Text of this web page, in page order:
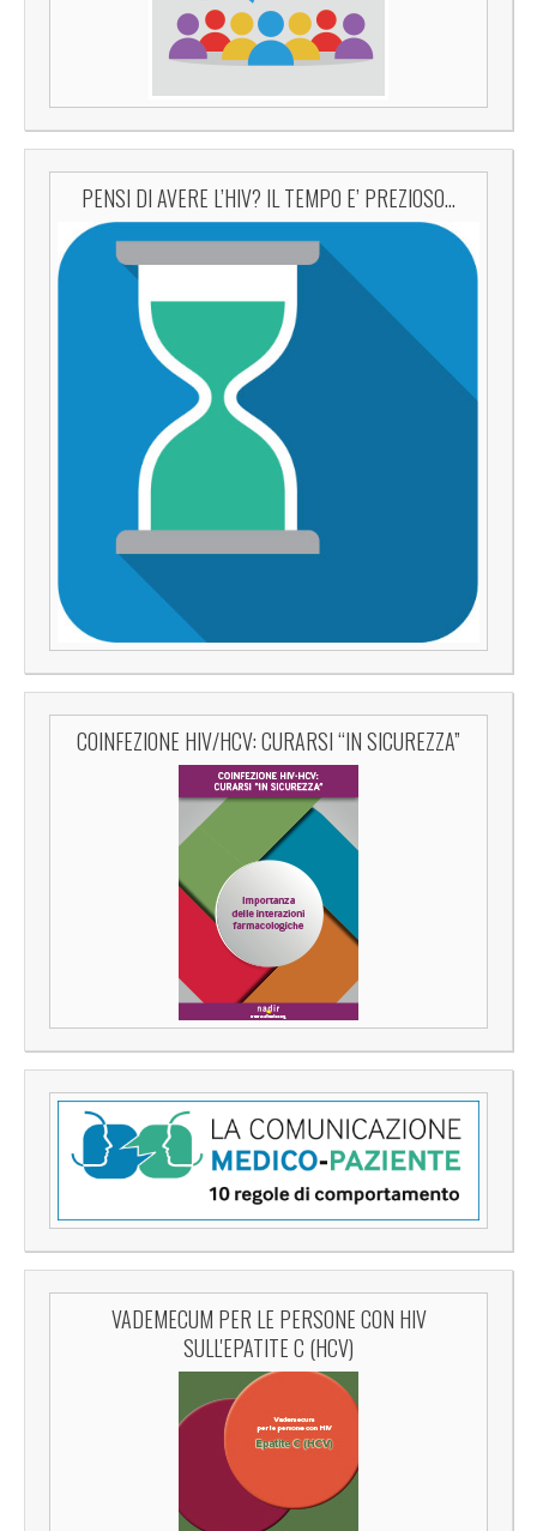
PENSI DI AVERE L’HIV? IL TEMPO E’ PREZIOSO…
COINFEZIONE HIV/HCV: CURARSI “IN SICUREZZA”
VADEMECUM PER LE PERSONE CON HIV
SULL'EPATITE C (HCV)